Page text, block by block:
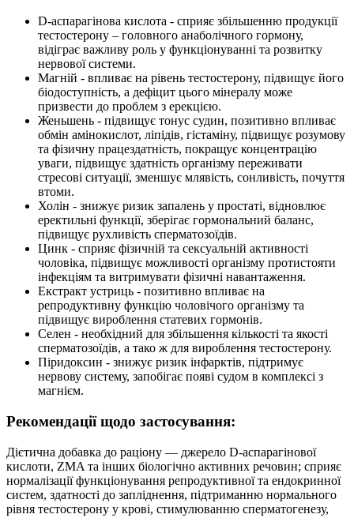
D-аспарагінова кислота - сприяє збільшенню продукції
тестостерону – головного анаболічного гормону,
відіграє важливу роль у функціонуванні та розвитку
нервової системи.
Магній - впливає на рівень тестостерону, підвищує його
біодоступність, а дефіцит цього мінералу може
призвести до проблем з ерекцією.
Женьшень - підвищує тонус судин, позитивно впливає
обмін амінокислот, ліпідів, гістаміну, підвищує розумову
та фізичну працездатність, покращує концентрацію
уваги, підвищує здатність організму переживати
стресові ситуації, зменшує млявість, сонливість, почуття
втоми.
Холін - знижує ризик запалень у простаті, відновлює
еректильні функції, зберігає гормональний баланс,
підвищує рухливість сперматозоїдів.
Цинк - сприяє фізичній та сексуальній активності
чоловіка, підвищує можливості організму протистояти
інфекціям та витримувати фізичні навантаження.
Екстракт устриць - позитивно впливає на
репродуктивну функцію чоловічого організму та
підвищує вироблення статевих гормонів.
Селен - необхідний для збільшення кількості та якості
сперматозоїдів, а тако ж для вироблення тестостерону.
Піридоксин - знижує ризик інфарктів, підтримує
нервову систему, запобігає появі судом в комплексі з
магнієм.
Рекомендації щодо застосування:
Дієтична добавка до раціону — джерело D-аспарагінової
кислоти, ZMA та інших біологічно активних речовин; сприяє
нормалізації функціонування репродуктивної та ендокринної
систем, здатності до запліднення, підтриманню нормального
рівня тестостерону у крові, стимулюванню сперматогенезу,